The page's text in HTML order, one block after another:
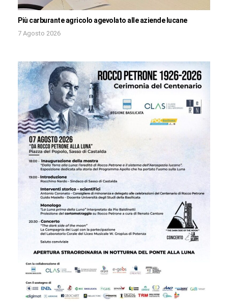
Più carburante agricolo agevolato alle aziende lucane
7 Agosto 2026